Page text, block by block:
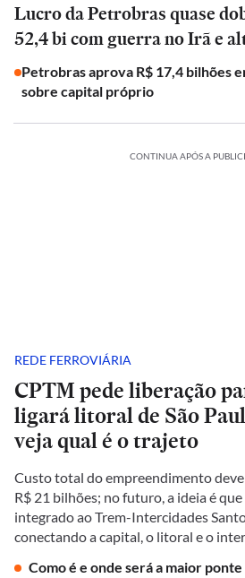
Lucro da Petrobras quase
52,4 bi com guerra no Irã e
Petrobras aprova R$ 17,4 bilhões
sobre capital próprio
CONTINUA APÓS A
REDE FERROVIÁRIA
CPTM pede liberação
ligará litoral de São
veja qual é o trajeto
Custo total do empreendimento
R$ 21 bilhões; no futuro, a ideia é
integrado ao Trem-Intercidades
conectando a capital, o litoral e o
Como é e onde será a maior ponte